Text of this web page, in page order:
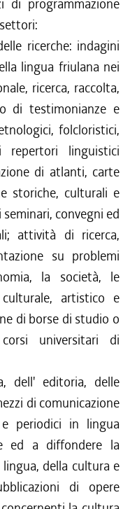
di programmazione
ricerche: indagini
lingua friulana nei
ricerca, raccolta,
di testimonianze e
folcloristici,
repertori linguistici
di atlanti, carte
storiche, culturali e
convegni ed
attività di ricerca,
su problemi
la società, le
artistico e
di borse di studio o
universitari di
dell' editoria, delle
di comunicazione
periodici in lingua
ed a diffondere la
della cultura e
di opere